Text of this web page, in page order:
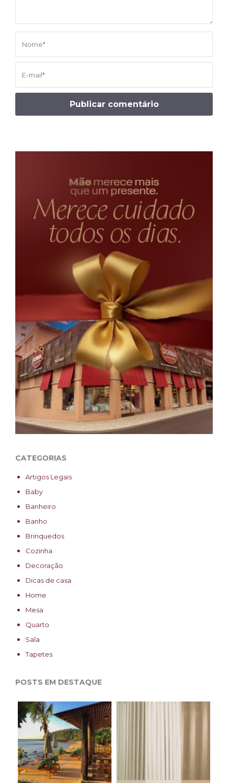
CATEGORIAS
Artigos Legais
Baby
Banheiro
Banho
Brinquedos
Cozinha
Decoração
Dicas de casa
Home
Mesa
Quarto
Sala
Tapetes
POSTS EM DESTAQUE